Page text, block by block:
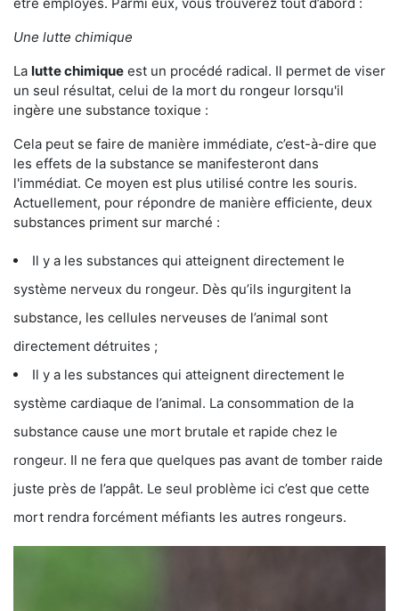
Une lutte chimique
La lutte chimique est un procédé radical. Il permet de viser
un seul résultat, celui de la mort du rongeur lorsqu'il
ingère une substance toxique :
Cela peut se faire de manière immédiate, c’est-à-dire que
les effets de la substance se manifesteront dans
l'immédiat. Ce moyen est plus utilisé contre les souris.
Actuellement, pour répondre de manière efficiente, deux
substances priment sur marché :
Il y a les substances qui atteignent directement le
système nerveux du rongeur. Dès qu’ils ingurgitent la
substance, les cellules nerveuses de l’animal sont
directement détruites ;
Il y a les substances qui atteignent directement le
système cardiaque de l’animal. La consommation de la
substance cause une mort brutale et rapide chez le
rongeur. Il ne fera que quelques pas avant de tomber raide
juste près de l’appât. Le seul problème ici c’est que cette
mort rendra forcément méfiants les autres rongeurs.